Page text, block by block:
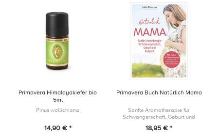
Primavera Himalayakiefer bio
5ml
Pinus wallichiana
14,90 € *
Primavera Buch Natürlich Mama
Sanfte Aromatherapie für
Schwangerschaft, Geburt und
18,95 € *